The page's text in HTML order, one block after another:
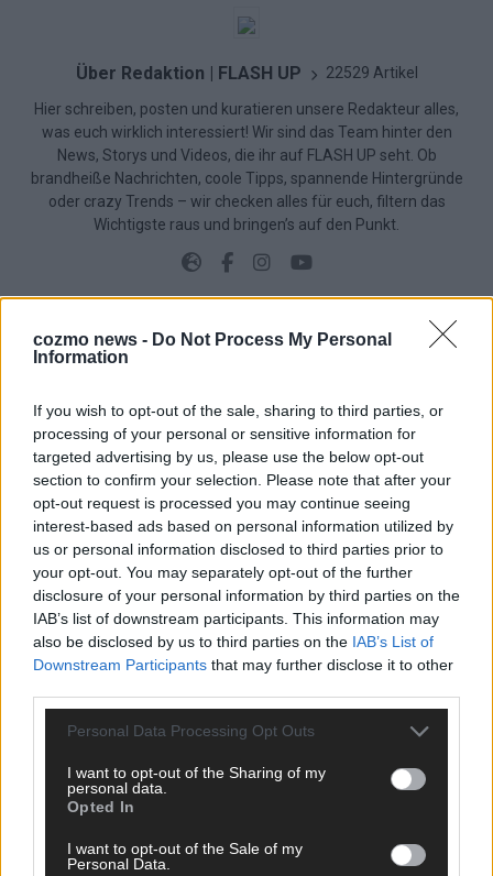
cozmo news - Do Not Process My Personal
Information
If you wish to opt-out of the sale, sharing to third parties, or
processing of your personal or sensitive information for
targeted advertising by us, please use the below opt-out
section to confirm your selection. Please note that after your
opt-out request is processed you may continue seeing
interest-based ads based on personal information utilized by
us or personal information disclosed to third parties prior to
your opt-out. You may separately opt-out of the further
disclosure of your personal information by third parties on the
IAB’s list of downstream participants. This information may
also be disclosed by us to third parties on the IAB’s List of
Downstream Participants that may further disclose it to other
Personal Data Processing Opt Outs
I want to opt-out of the Sharing of my
personal data.
Opted In
I want to opt-out of the Sale of my
Personal Data.
Über Redaktion | FLASH UP 22529 Artikel
Hier schreiben, posten und kuratieren unsere Redakteur alles,
was euch wirklich interessiert! Wir sind das Team hinter den
News, Storys und Videos, die ihr auf FLASH UP seht. Ob
brandheiße Nachrichten, coole Tipps, spannende Hintergründe
oder crazy Trends – wir checken alles für euch, filtern das
Wichtigste raus und bringen’s auf den Punkt.
Monaco, Sallys Café, Westernbrauerei – der
Europa-Park 2026 macht vieles neu
EXTRA
DARA gewinnt verdient, Israel beunruhigend –
unser Kommentar zum ESC 2026
KOMMENTAR
Mai 2026
KOMMENTAR
ESC-Finale morgen: Finnland Favorit, Australien
Mai 2026